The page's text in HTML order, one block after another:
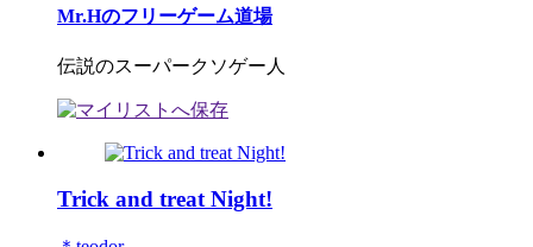
Mr.Hのフリーゲーム道場
伝説のスーパークソゲー人
Trick and treat Night!